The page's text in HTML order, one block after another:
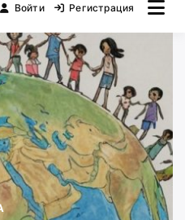
Войти Регистрация